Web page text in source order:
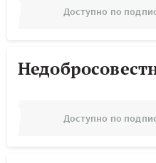
Доступно по
Доступно по